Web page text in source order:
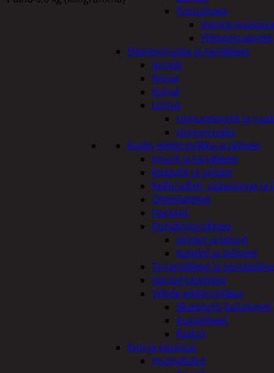
Pesuaineet
Yleispesuaineet
Eläintenruoka ja tarvikkeet
Jyrsijät
Kissat
Koirat
Linnut
Linnunpöntöt ja
Linnunruoka
Kodin elektroniikka ja laitteet
Imurit ja tarvikkeet
Kaapelit ja johdot
Kelloradiot, sääasemat
Oheislaitteet
Paristot
Puhelintarvikkeet
Johdot ja laturit
Kotelot ja telineet
Tv-tarvikkeet ja
Varavirtalaitteet
Viihde-elektroniikka
Bluetooth kaiuttimet
Kuulokkeet
Radiot
Koti ja sisustus
Huonekalut